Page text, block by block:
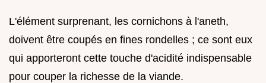
L'élément surprenant, les cornichons à l'aneth,
doivent être coupés en fines rondelles ; ce sont eux
qui apporteront cette touche d'acidité indispensable
pour couper la richesse de la viande.